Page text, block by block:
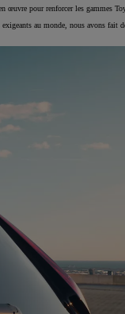
œuvre pour renforcer les gammes
au monde, nous avons fait